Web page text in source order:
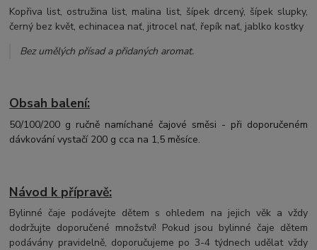
Kopřiva list, ostružina list, malina list, šípek drcený, šípek slupky,
černý bez květ, echinacea nať, jitrocel nať, řepík nať, jablko kostky
Bez umělých přísad a přidaných aromat.
Obsah balení:
50/100/200 g ručně namíchané čajové směsi - při doporučeném
dávkování vystačí 200 g cca na 1,5 měsíce.
Návod k přípravě:
Bylinné čaje podávejte dětem s ohledem na jejich věk a vždy
dodržujte doporučené množství! Pokud jsou bylinné čaje dětem
podávány pravidelně, doporučujeme po 3-4 týdnech udělat vždy